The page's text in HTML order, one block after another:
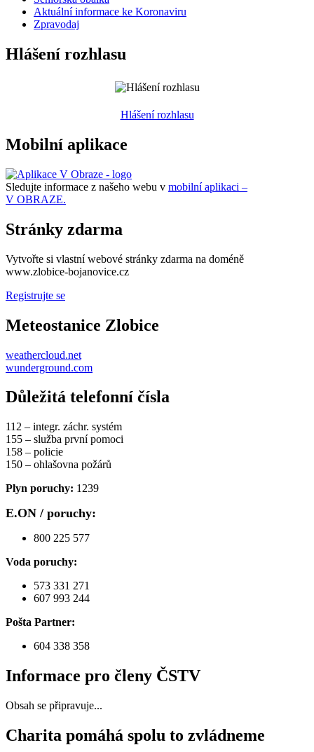
Aktuální informace ke Koronaviru
Zpravodaj
Hlášení rozhlasu
Hlášení rozhlasu
Mobilní aplikace
Sledujte informace z našeho webu v mobilní aplikaci –
V OBRAZE.
Stránky zdarma
Vytvořte si vlastní webové stránky zdarma na doméně
www.zlobice-bojanovice.cz
Registrujte se
Meteostanice Zlobice
weathercloud.net
wunderground.com
Důležitá telefonní čísla
112 – integr. záchr. systém
155 – služba první pomoci
158 – policie
150 – ohlašovna požárů
Plyn poruchy: 1239
E.ON / poruchy:
800 225 577
Voda poruchy:
573 331 271
607 993 244
Pošta Partner:
604 338 358
Informace pro členy ČSTV
Obsah se připravuje...
Charita pomáhá spolu to zvládneme